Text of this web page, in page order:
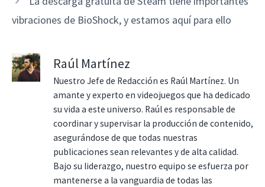
vibraciones de BioShock, y estamos aquí para ello
Raúl Martínez
Nuestro Jefe de Redacción es Raúl Martínez. Un
amante y experto en videojuegos que ha dedicado
su vida a este universo. Raúl es responsable de
coordinar y supervisar la producción de contenido,
asegurándose de que todas nuestras
publicaciones sean relevantes y de alta calidad.
Bajo su liderazgo, nuestro equipo se esfuerza por
mantenerse a la vanguardia de todas las